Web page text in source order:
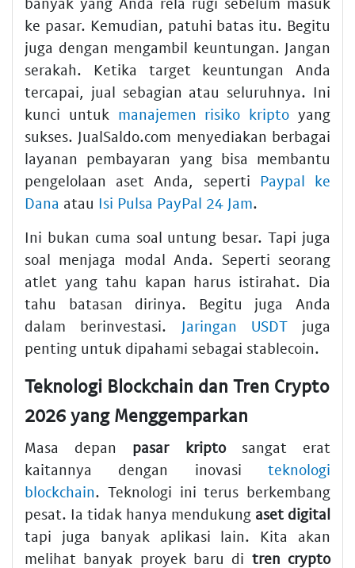
ke pasar. Kemudian, patuhi batas itu. Begitu
juga dengan mengambil keuntungan. Jangan
serakah. Ketika target keuntungan Anda
tercapai, jual sebagian atau seluruhnya. Ini
kunci untuk manajemen risiko kripto yang
sukses. JualSaldo.com menyediakan berbagai
layanan pembayaran yang bisa membantu
pengelolaan aset Anda, seperti Paypal ke
Dana atau Isi Pulsa PayPal 24 Jam.
Ini bukan cuma soal untung besar. Tapi juga
soal menjaga modal Anda. Seperti seorang
atlet yang tahu kapan harus istirahat. Dia
tahu batasan dirinya. Begitu juga Anda
dalam berinvestasi. Jaringan USDTjuga
penting untuk dipahami sebagai stablecoin.
Teknologi Blockchain dan Tren Crypto
2026 yang Menggemparkan
Masa depan pasar kriptosangat erat
kaitannya dengan inovasi teknologi
blockchain. Teknologi ini terus berkembang
pesat. Ia tidak hanya mendukung aset digital
tapi juga banyak aplikasi lain. Kita akan
melihat banyak proyek baru di tren crypto